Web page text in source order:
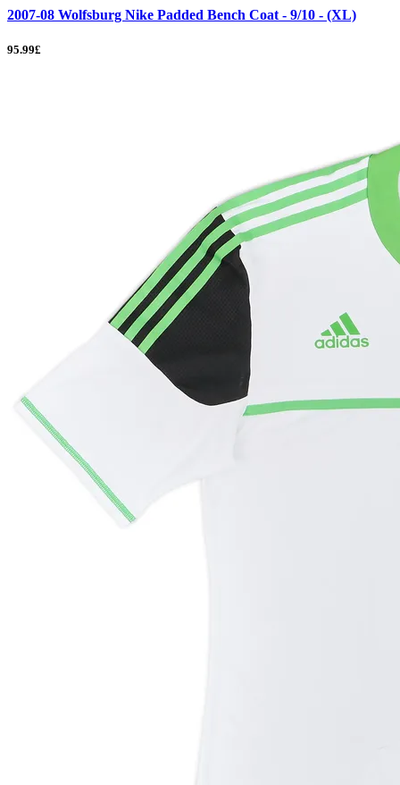
2007-08 Wolfsburg Nike Padded Bench Coat - 9/10 - (XL)
95.99£